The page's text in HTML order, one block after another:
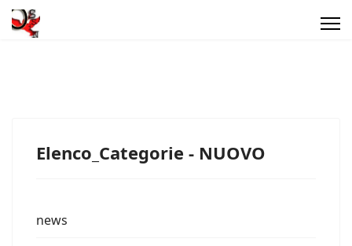
Elenco_Categorie - NUOVO
news